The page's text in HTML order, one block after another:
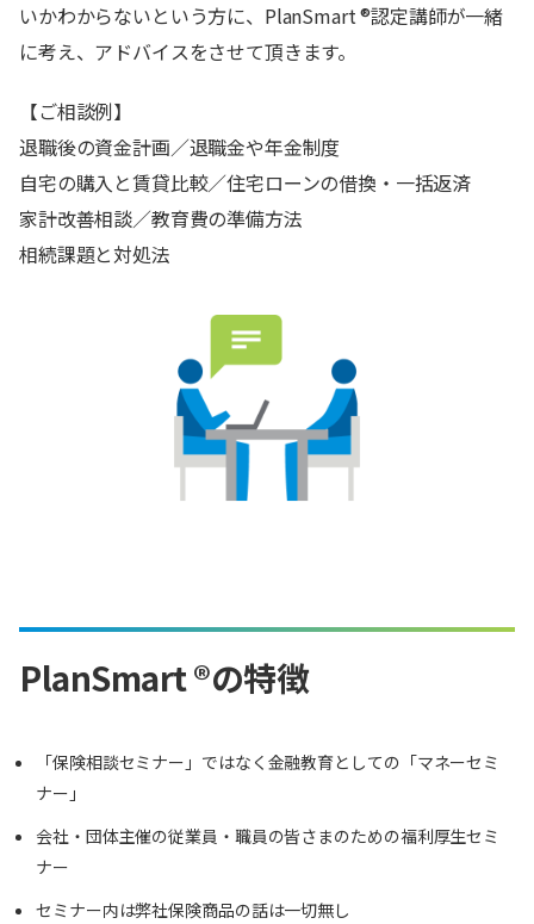
いかわからないという方に、PlanSmart ®認定講師が一緒
に考え、アドバイスをさせて頂きます。
【ご相談例】
退職後の資金計画／退職金や年金制度
自宅の購入と賃貸比較／住宅ローンの借換・一括返済
家計改善相談／教育費の準備方法
相続課題と対処法
PlanSmart ®の特徴
「保険相談セミナー」ではなく金融教育としての「マネーセミ
ナー」
会社・団体主催の従業員・職員の皆さまのための福利厚生セミ
ナー
セミナー内は弊社保険商品の話は一切無し